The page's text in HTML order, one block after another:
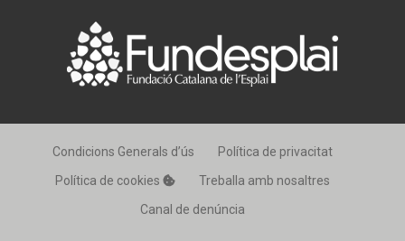
Condicions Generals d’ús
Política de privacitat
Política de cookies
Treballa amb nosaltres
Canal de denúncia